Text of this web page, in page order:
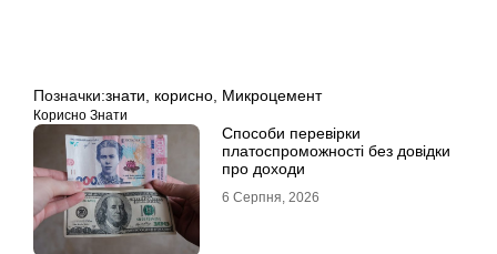
Позначки:знати корисно Микроцемент
Корисно Знати
Способи перевірки
платоспроможності без довідки
про доходи
6 Серпня, 2026